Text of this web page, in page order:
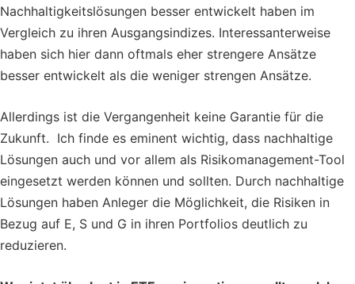
Nachhaltigkeitslösungen besser entwickelt haben im
Vergleich zu ihren Ausgangsindizes. Interessanterweise
haben sich hier dann oftmals eher strengere Ansätze
besser entwickelt als die weniger strengen Ansätze.
Allerdings ist die Vergangenheit keine Garantie für die
Zukunft. Ich finde es eminent wichtig, dass nachhaltige
Lösungen auch und vor allem als Risikomanagement-Tool
eingesetzt werden können und sollten. Durch nachhaltige
Lösungen haben Anleger die Möglichkeit, die Risiken in
Bezug auf E, S und G in ihren Portfolios deutlich zu
reduzieren.